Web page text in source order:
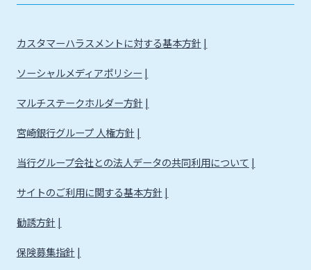
カスタマーハラスメントに対する基本方針
ソーシャルメディアポリシー
マルチステークホルダー方針
宮崎銀行グループ 人権方針
当行グループ会社との法人データの共同利用について
サイトのご利用に関する基本方針
勧誘方針
保険募集指針